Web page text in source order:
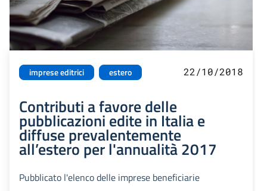
imprese editrici estero 22/10/2018
Contributi a favore delle
pubblicazioni edite in Italia e
diffuse prevalentemente
all’estero per l'annualità 2017
Pubblicato l'elenco delle imprese beneficiarie